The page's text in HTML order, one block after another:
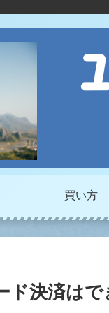
買い方
ド決済はで